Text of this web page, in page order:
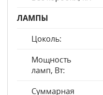
ЛАМПЫ
Цоколь:
Мощность
ламп, Вт:
Суммарная